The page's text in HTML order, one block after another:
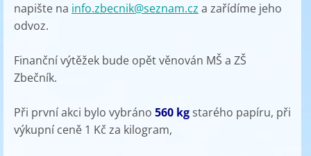
napište na info.zbecnik@seznam.cz a zařídíme jeho
odvoz.
Finanční výtěžek bude opět věnován MŠ a ZŠ
Zbečník.
Při první akci bylo vybráno 560 kg starého papíru, při
výkupní ceně 1 Kč za kilogram,